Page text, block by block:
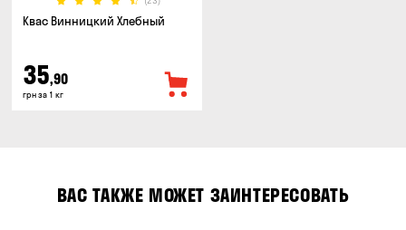
Квас Винницкий Хлебный
35,90
грн за 1 кг
ВАС ТАКЖЕ МОЖЕТ ЗАИНТЕРЕСОВАТЬ